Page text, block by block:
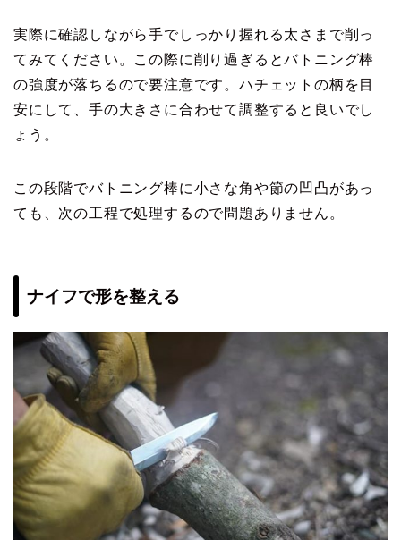
実際に確認しながら手でしっかり握れる太さまで削っ
てみてください。この際に削り過ぎるとバトニング棒
の強度が落ちるので要注意です。ハチェットの柄を目
安にして、手の大きさに合わせて調整すると良いでし
ょう。
この段階でバトニング棒に小さな角や節の凹凸があっ
ても、次の工程で処理するので問題ありません。
ナイフで形を整える